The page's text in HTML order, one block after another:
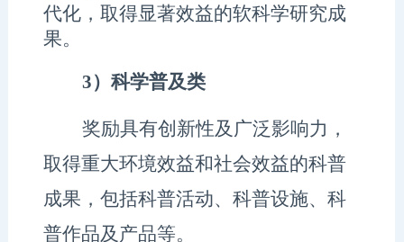
代化，取得显著效益的软科学研究成
果。
3）科学普及类
奖励具有创新性及广泛影响力，
取得重大环境效益和社会效益的科普
成果，包括科普活动、科普设施、科
普作品及产品等。